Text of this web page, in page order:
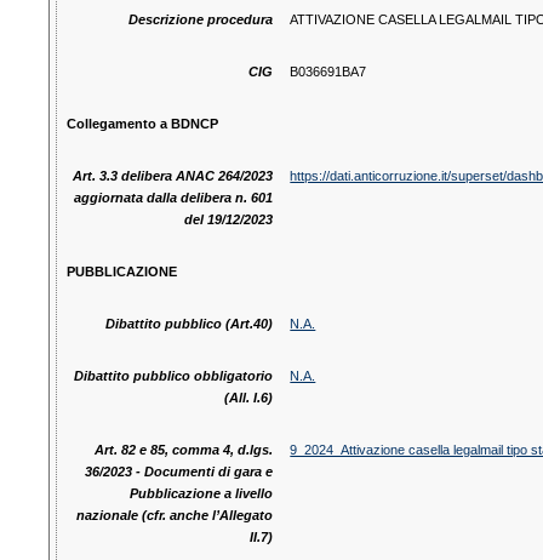
Descrizione procedura ATTIVAZIONE CASELLA LEGALMAIL
CIG B036691BA7
Collegamento a BDNCP
Art. 3.3 delibera ANAC 264/2023
aggiornata dalla delibera n. 601
del 19/12/2023
https://dati.anticorruzione.it/superset/
PUBBLICAZIONE
Dibattito pubblico (Art.40) N.A.
Dibattito pubblico obbligatorio
(All. I.6)
N.A.
Art. 82 e 85, comma 4, d.lgs.
36/2023 - Documenti di gara e
Pubblicazione a livello
nazionale (cfr. anche l’Allegato
II.7)
9_2024_Attivazione casella legalmail tipo